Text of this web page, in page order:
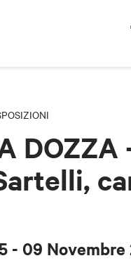
DOZZA
- 09 Novembre